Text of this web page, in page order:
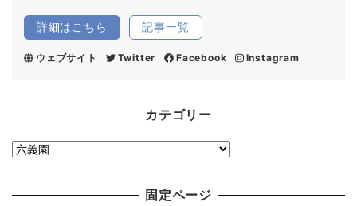
詳細はこちら 記事一覧
ウェブサイト Twitter Facebook Instagram
カテゴリー
カ
固定ページ